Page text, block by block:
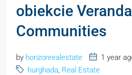
obiekcie
Communities
by horizonrealestate
1 year
hurghada, Real Estate